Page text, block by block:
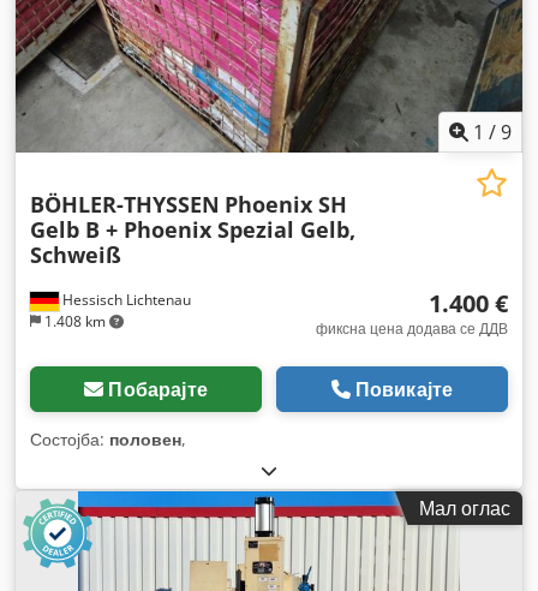
1 /9
Hessisch Lichtenau
1.408 km
BÖHLER-THYSSEN Phoenix SH
Gelb B + Phoenix Spezial Gelb,
Schweiß
1.400 €
фиксна цена додава се ДДВ
Побарајте Повикајте
Состојба: половен,
Мал оглас